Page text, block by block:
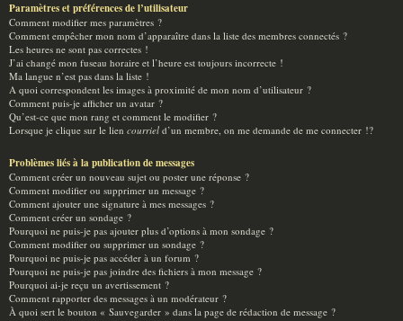
Paramètres et préférences de l’utilisateur
Comment modifier mes paramètres ?
Comment empêcher mon nom d’apparaître dans la liste des membres connectés ?
Les heures ne sont pas correctes !
J’ai changé mon fuseau horaire et l’heure est toujours incorrecte !
Ma langue n’est pas dans la liste !
A quoi correspondent les images à proximité de mon nom d’utilisateur ?
Comment puis-je afficher un avatar ?
Qu’est-ce que mon rang et comment le modifier ?
Lorsque je clique sur le lien courriel d’un membre, on me demande de me connecter !?
Problèmes liés à la publication de messages
Comment créer un nouveau sujet ou poster une réponse ?
Comment modifier ou supprimer un message ?
Comment ajouter une signature à mes messages ?
Comment créer un sondage ?
Pourquoi ne puis-je pas ajouter plus d’options à mon sondage ?
Comment modifier ou supprimer un sondage ?
Pourquoi ne puis-je pas accéder à un forum ?
Pourquoi ne puis-je pas joindre des fichiers à mon message ?
Pourquoi ai-je reçu un avertissement ?
Comment rapporter des messages à un modérateur ?
À quoi sert le bouton « Sauvegarder » dans la page de rédaction de message ?